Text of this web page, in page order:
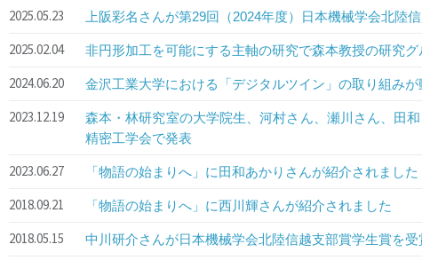
2025.05.23 上阪彩名さんが第29回（2024年度）日本機械学会北陸
2025.02.04 非円形加工を可能にする主軸の研究で森本教授の研究
2024.06.20 金沢工業大学における「デジタルツイン」の取り組み
2023.12.19
森本・林研究室の大学院生、河村さん、瀬川さん、田
精密工学会で発表
2023.06.27 「物語の始まりへ」に田和あかりさんが紹介されました
2018.09.21 「物語の始まりへ」に西川輝さんが紹介されました
2018.05.15 中川研介さんが日本機械学会北陸信越支部賞学生賞を受